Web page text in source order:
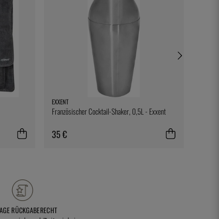
EXXENT
Französischer Cocktail-Shaker, 0,5L - Exxent
35 €
RÜCKGABERECHT